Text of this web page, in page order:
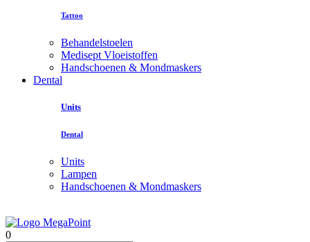
Tattoo
Behandelstoelen
Medisept Vloeistoffen
Handschoenen & Mondmaskers
Dental
Units
Dental
Units
Lampen
Handschoenen & Mondmaskers
0